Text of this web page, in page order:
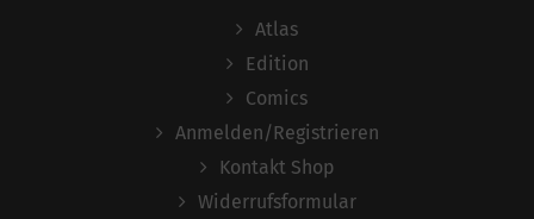
Atlas
Edition
Comics
Anmelden/Registrieren
Kontakt Shop
Widerrufsformular